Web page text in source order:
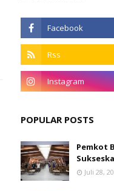
POPULAR POSTS
Pemkot
Juli 28,